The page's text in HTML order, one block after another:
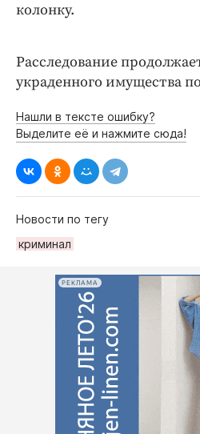
колонку.
Расследование
украденного имущества
Нашли в тексте ошибку?
Выделите её и нажмите сюда!
Новости по тегу
криминал
РЕКЛАМА